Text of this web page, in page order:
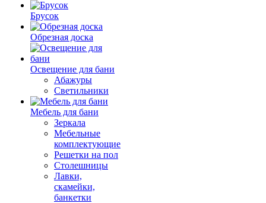
Брусок
Обрезная доска
Освещение для бани
Абажуры
Светильники
Мебель для бани
Зеркала
Мебельные
комплектующие
Решетки на пол
Столешницы
Лавки,
скамейки,
банкетки